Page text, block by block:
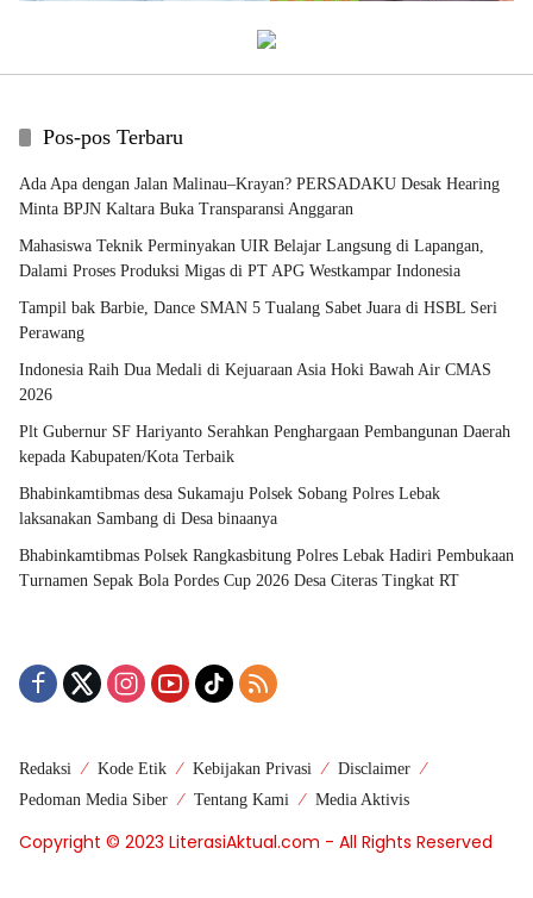
Pos-pos Terbaru
Ada Apa dengan Jalan Malinau–Krayan? PERSADAKU Desak Hearing
Minta BPJN Kaltara Buka Transparansi Anggaran
Mahasiswa Teknik Perminyakan UIR Belajar Langsung di Lapangan,
Dalami Proses Produksi Migas di PT APG Westkampar Indonesia
Tampil bak Barbie, Dance SMAN 5 Tualang Sabet Juara di HSBL Seri
Perawang
Indonesia Raih Dua Medali di Kejuaraan Asia Hoki Bawah Air CMAS
2026
Plt Gubernur SF Hariyanto Serahkan Penghargaan Pembangunan Daerah
kepada Kabupaten/Kota Terbaik
Bhabinkamtibmas desa Sukamaju Polsek Sobang Polres Lebak
laksanakan Sambang di Desa binaanya
Bhabinkamtibmas Polsek Rangkasbitung Polres Lebak Hadiri Pembukaan
Turnamen Sepak Bola Pordes Cup 2026 Desa Citeras Tingkat RT
Redaksi Kode Etik Kebijakan Privasi
Disclaimer
Pedoman Media Siber
Tentang Kami Media Aktivis
Copyright © 2023 LiterasiAktual.com - All Rights Reserved